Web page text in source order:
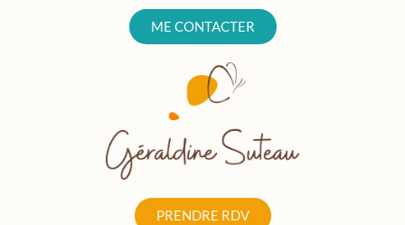
PRENDRE RDV
ME CONTACTER